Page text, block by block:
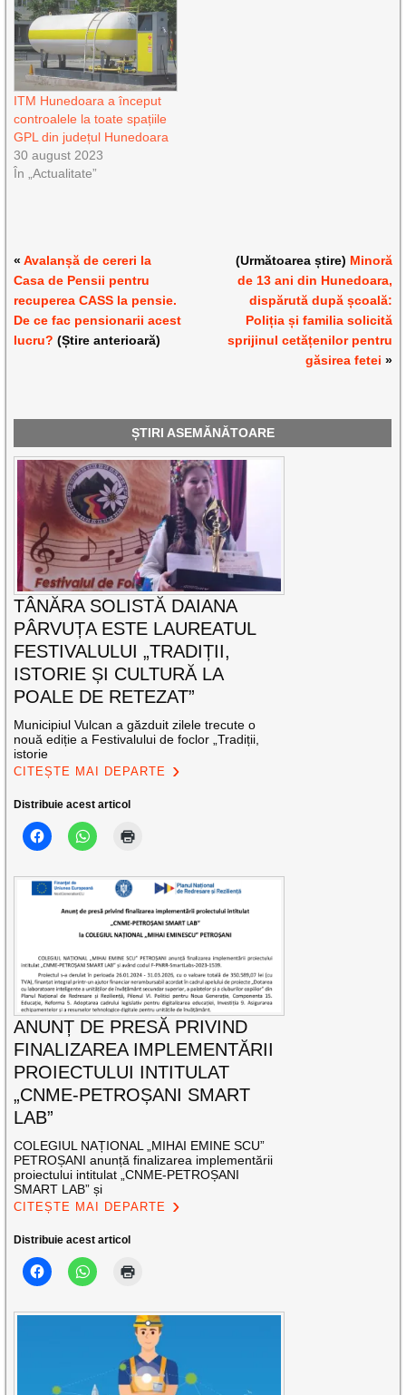
ITM Hunedoara a început
controalele la toate spațiile
GPL din județul Hunedoara
30 august 2023
În „Actualitate”
«Avalanșă de cereri la
Casa de Pensii pentru
recuperea CASS la pensie.
De ce fac pensionarii acest
lucru? (Știre anterioară)
(Următoarea știre) Minoră
de 13 ani din Hunedoara,
dispărută după școală:
Poliția și familia solicită
sprijinul cetățenilor pentru
găsirea fetei »
ȘTIRI ASEMĂNĂTOARE
TÂNĂRA SOLISTĂ DAIANA
PÂRVUȚA ESTE LAUREATUL
FESTIVALULUI „TRADIȚII,
ISTORIE ȘI CULTURĂ LA
POALE DE RETEZAT”
Municipiul Vulcan a găzduit zilele trecute o
nouă ediție a Festivalului de foclor „Tradiții,
istorie
CITEȘTE MAI DEPARTE
Distribuie acest articol
ANUNȚ DE PRESĂ PRIVIND
FINALIZAREA IMPLEMENTĂRII
PROIECTULUI INTITULAT
„CNME-PETROȘANI SMART
LAB”
COLEGIUL NAȚIONAL „MIHAI EMINE SCU”
PETROȘANI anunță finalizarea implementării
proiectului intitulat „CNME-PETROȘANI
SMART LAB” și
CITEȘTE MAI DEPARTE
Distribuie acest articol